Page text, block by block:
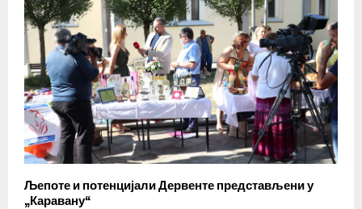
Љепоте и потенцијали Дервенте представљени у
„Каравану“